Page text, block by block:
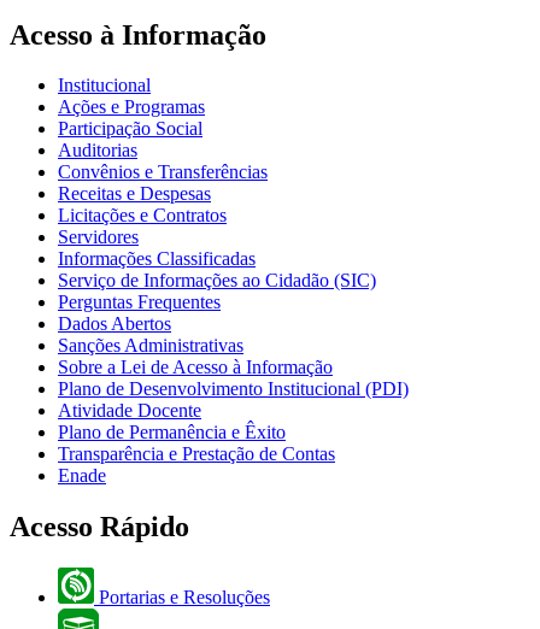
Acesso à Informação
Institucional
Ações e Programas
Participação Social
Auditorias
Convênios e Transferências
Receitas e Despesas
Licitações e Contratos
Servidores
Informações Classificadas
Serviço de Informações ao Cidadão (SIC)
Perguntas Frequentes
Dados Abertos
Sanções Administrativas
Sobre a Lei de Acesso à Informação
Plano de Desenvolvimento Institucional (PDI)
Atividade Docente
Plano de Permanência e Êxito
Transparência e Prestação de Contas
Enade
Acesso Rápido
Portarias e Resoluções